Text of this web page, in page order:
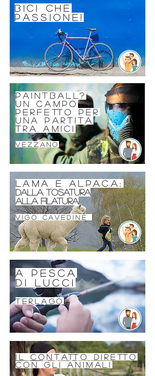
Bici che
passione!
Paintball?
un campo
perfetto per
una partita
tra amici
vezzano
Lama e alpaca:
dalla tosatura
alla filatura
vigo cavedine
A pesca
di lucci
terlago
Il contatto diretto
con gli animali